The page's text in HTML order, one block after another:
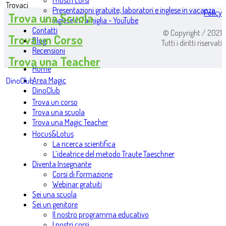
Presentazioni gratuite, laboratori e inglese in vacanza
Inglese in famiglia - YouTube
Contatti
Blog
Recensioni
Home
Area Magic
DinoClub
Trova un corso
Trova una scuola
Trova una Magic Teacher
Hocus&Lotus
La ricerca scientifica
L’ideatrice del metodo Traute Taeschner
Diventa Insegnante
Corsi di Formazione
Webinar gratuiti
Sei una scuola
Sei un genitore
Il nostro programma educativo
Trovaci
Trova una Scuola
Trova un Corso
Trova una Teacher
DinoClub
Policy
© Copyright / 2021
Tutti i diritti riservati